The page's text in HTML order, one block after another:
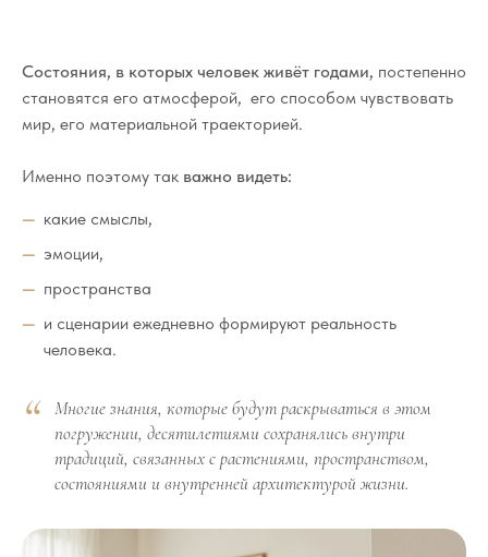
Состояния, в которых человек живёт годами, постепенно
становятся его атмосферой, его способом чувствовать
мир, его материальной траекторией.
Именно поэтому так важно видеть:
какие смыслы,
эмоции,
пространства
и сценарии ежедневно формируют реальность
человека.
Многие знания, которые будут раскрываться в этом
погружении, десятилетиями сохранялись внутри
традиций, связанных с растениями, пространством,
состояниями и внутренней архитектурой жизни.